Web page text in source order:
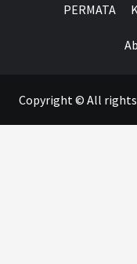
PERMATA
Copyright © All rights